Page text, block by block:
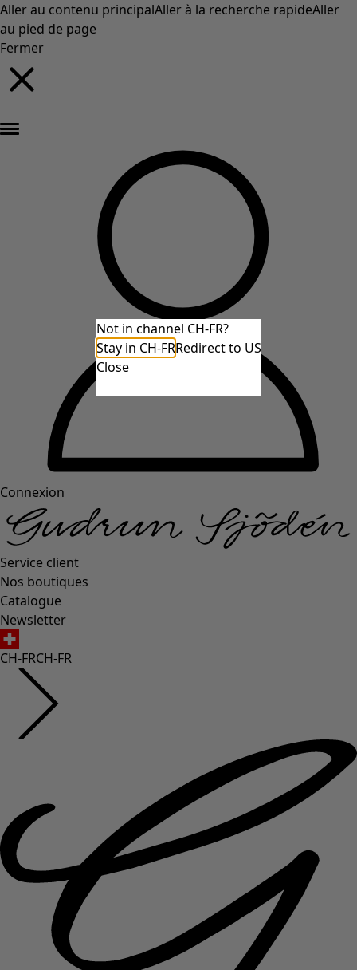
Aller au contenu principalAller à la recherche rapideAller
au pied de page
Fermer
Connexion
Service client
Nos boutiques
Catalogue
Newsletter
CH-FRCH-FR
Not in channel CH-FR?
Stay in CH-FRRedirect to US
Close